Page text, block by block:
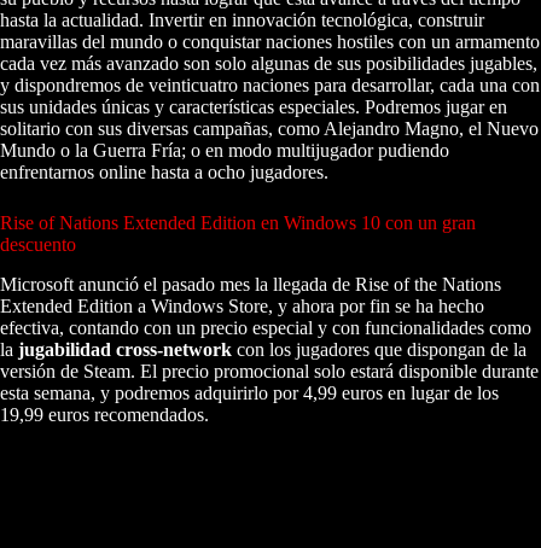
hasta la actualidad. Invertir en innovación tecnológica, construir
maravillas del mundo o conquistar naciones hostiles con un armamento
cada vez más avanzado son solo algunas de sus posibilidades jugables,
y dispondremos de veinticuatro naciones para desarrollar, cada una con
sus unidades únicas y características especiales. Podremos jugar en
solitario con sus diversas campañas, como Alejandro Magno, el Nuevo
Mundo o la Guerra Fría; o en modo multijugador pudiendo
enfrentarnos online hasta a ocho jugadores.
Rise of Nations Extended Edition en Windows 10 con un gran
descuento
Microsoft anunció el pasado mes la llegada de Rise of the Nations
Extended Edition a Windows Store, y ahora por fin se ha hecho
efectiva, contando con un precio especial y con funcionalidades como
la jugabilidad cross-network con los jugadores que dispongan de la
versión de Steam. El precio promocional solo estará disponible durante
esta semana, y podremos adquirirlo por 4,99 euros en lugar de los
19,99 euros recomendados.